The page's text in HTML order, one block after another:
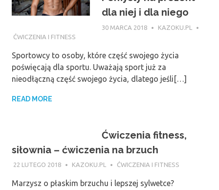
dla niej i dla niego
30 MARCA 2018
KAZOKU.PL
ĆWICZENIA I FITNESS
Sportowcy to osoby, które część swojego życia
poświęcają dla sportu. Uważają sport już za
nieodłączną część swojego życia, dlatego jeśli[…]
READ MORE
Ćwiczenia fitness,
siłownia – ćwiczenia na brzuch
22 LUTEGO 2018 KAZOKU.PL ĆWICZENIA I FITNESS
Marzysz o płaskim brzuchu i lepszej sylwetce?